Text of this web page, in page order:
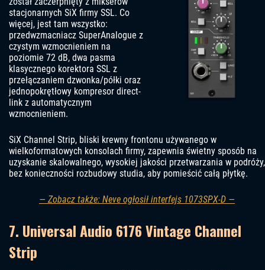
stacjonarnych SiX firmy SSL. Co
więcej, jest tam wszystko:
przedwzmacniacz SuperAnalogue z
czystym wzmocnieniem na
poziomie 72 dB, dwa pasma
klasycznego korektora SSL z
przełączaniem dzwonka/półki oraz
jednopokrętłowy kompresor direct-
link z automatycznym
wzmocnieniem.
SiX Channel Strip, bliski krewny frontonu używanego w
wielkoformatowych konsolach firmy, zapewnia świetny sposób na
uzyskanie skalowalnego, wysokiej jakości przetwarzania w podróży,
bez konieczności rozbudowy studia, aby pomieścić całą płytkę.
— Zobacz także: Neve ogłosił interfejs 1073SPX-D —
7. Universal Audio 6176 Vintage Channel
Strip